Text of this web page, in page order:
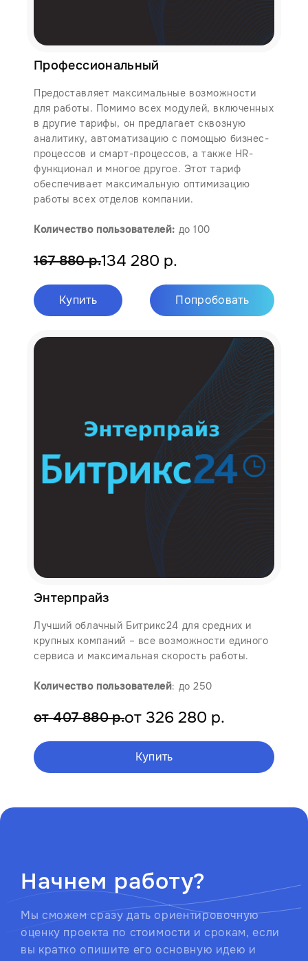
Профессиональный
Предоставляет максимальные возможности
для работы. Помимо всех модулей, включенных
в другие тарифы, он предлагает сквозную
аналитику, автоматизацию с помощью бизнес-
процессов и смарт-процессов, а также HR-
функционал и многое другое. Этот тариф
обеспечивает максимальную оптимизацию
работы всех отделов компании.
Количество пользователей: до 100
167 880 р.134 280 р.
Купить Попробовать
Энтерпрайз
Лучший облачный Битрикс24 для средних и
крупных компаний – все возможности единого
сервиса и максимальная скорость работы.
Количество пользователей: до 250
от 407 880 р.от 326 280 р.
Купить
Начнем работу?
Мы сможем сразу дать ориентировочную
оценку проекта по стоимости и срокам, если
вы кратко опишите его основную идею и